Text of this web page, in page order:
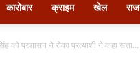
कारोबार क्राइम खेल
को प्रशासन ने रोका प्रत्याशी ने कहा सत्ता...